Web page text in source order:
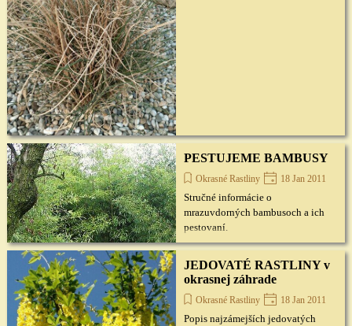
PESTUJEME BAMBUSY
Okrasné Rastliny 18 Jan 2011
Stručné informácie o
mrazuvdorných bambusoch a ich
pestovaní.
JEDOVATÉ RASTLINY v
okrasnej záhrade
Okrasné Rastliny 18 Jan 2011
Popis najzámejších jedovatých